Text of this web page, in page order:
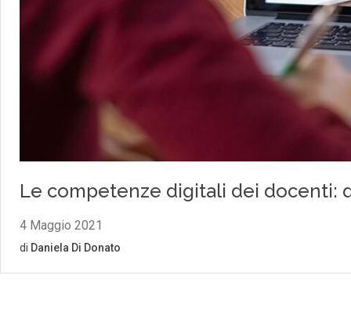
Le competenze digitali dei docenti:
4 Maggio 2021
di Daniela Di Donato